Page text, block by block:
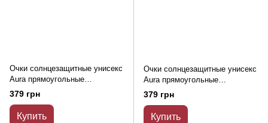
Очки солнцезащитные унисекс
Aura прямоугольные
безободковые градиент
голубые
379 грн
Купить
Очки солнцезащитные унисекс
Aura прямоугольные
безободковые градиент
розовые
379 грн
Купить